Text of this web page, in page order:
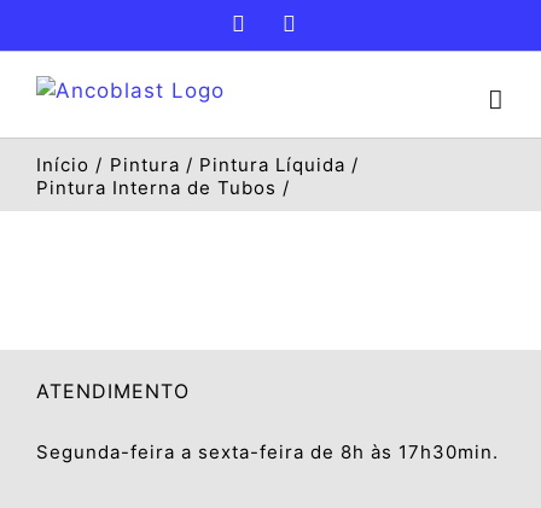
conteúdo
Facebook
Início Pintura
Pintura Líquida
Pintura Interna de Tubos
ATENDIMENTO
Segunda-feira a sexta-feira de 8h às 17h30min.